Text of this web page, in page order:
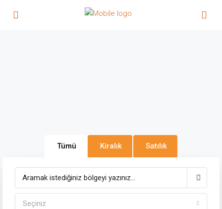
Tümü Kiralık Satılık
Seçiniz